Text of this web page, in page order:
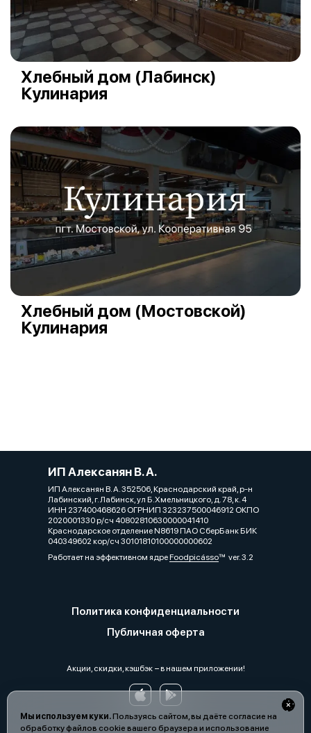
Мы используем куки.Пользуясь сайтом, вы даёте согласие на
обработку файлов cookie вашего браузера и использование
Хлебный дом (Лабинск)
Кулинария
Хлебный дом (Мостовской)
Кулинария
ИП Алексанян В. А.
ИП Алексанян В. А. 352506, Краснодарский край, р-н
Лабинский, г. Лабинск, ул Б.Хмельницкого, д. 78, к. 4
ИНН 237400468626 ОГРНИП 323237500046912 ОКПО
2020001330 р/сч 40802810630000041410
Краснодарское отделение N8619 ПАО СберБанк БИК
040349602 кор/сч 30101810100000000602
Работает на эффективном ядреFoodpicássover. 3.2
Политика конфиденциальности
Публичная оферта
Акции, скидки, кэшбэк − в нашем приложении!